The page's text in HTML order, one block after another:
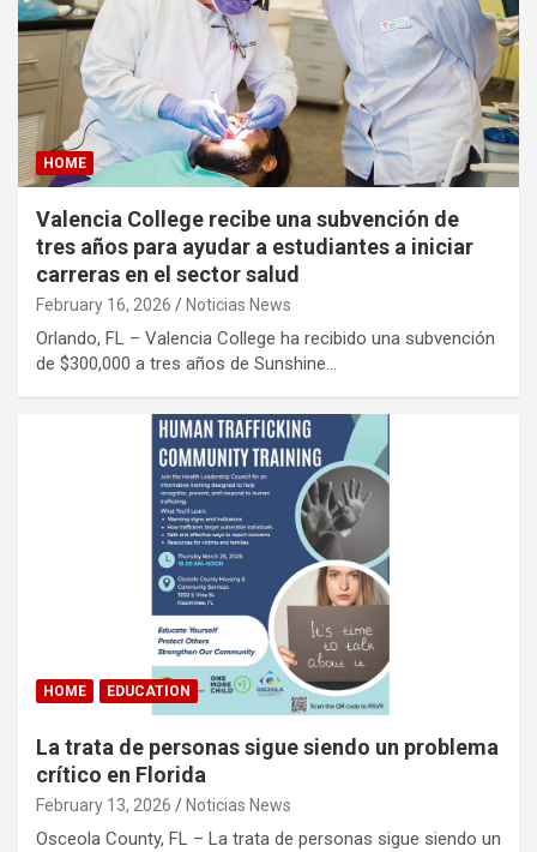
HOME
Valencia College recibe una subvención de
tres años para ayudar a estudiantes a iniciar
carreras en el sector salud
February 16, 2026 Noticias News
Orlando, FL – Valencia College ha recibido una subvención
de $300,000 a tres años de Sunshine…
HOME EDUCATION
La trata de personas sigue siendo un problema
crítico en Florida
February 13, 2026 Noticias News
Osceola County, FL – La trata de personas sigue siendo un